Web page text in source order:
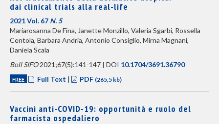
dai clinical trials alla real-life
2021 Vol. 67 N. 5
Mariarosanna De Fina, Janette Monzillo, Valeria Sgarbi, Rossella
Centola, Barbara Andria, Antonio Consiglio, Mirna Magnani,
Daniela Scala
Boll SIFO2021;67(5):141-147 | DOI 10.1704/3691.36790
FREE Full Text | PDF (265,5 kb)
Vaccini anti-COVID-19: opportunità e ruolo del
farmacista ospedaliero